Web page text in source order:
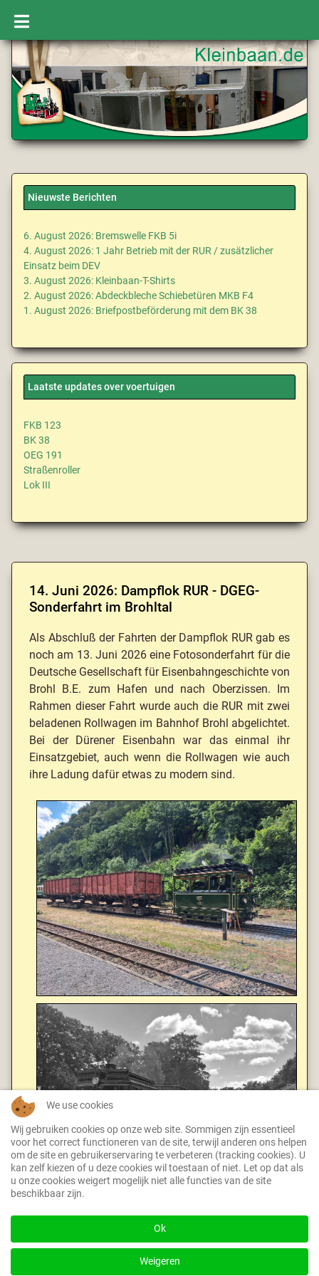
Nieuwste Berichten
6. August 2026: Bremswelle FKB 5i
4. August 2026: 1 Jahr Betrieb mit der RUR / zusätzlicher
Einsatz beim DEV
3. August 2026: Kleinbaan-T-Shirts
2. August 2026: Abdeckbleche Schiebetüren MKB F4
1. August 2026: Briefpostbeförderung mit dem BK 38
Laatste updates over voertuigen
FKB 123
BK 38
OEG 191
Straßenroller
Lok III
14. Juni 2026: Dampflok RUR - DGEG-
Sonderfahrt im Brohltal
Als Abschluß der Fahrten der Dampflok RUR gab es
noch am 13. Juni 2026 eine Fotosonderfahrt für die
Deutsche Gesellschaft für Eisenbahngeschichte von
Brohl B.E. zum Hafen und nach Oberzissen. Im
Rahmen dieser Fahrt wurde auch die RUR mit zwei
beladenen Rollwagen im Bahnhof Brohl abgelichtet.
Bei der Dürener Eisenbahn war das einmal ihr
Einsatzgebiet, auch wenn die Rollwagen wie auch
ihre Ladung dafür etwas zu modern sind.
We use cookies
Wij gebruiken cookies op onze web site. Sommigen zijn essentieel
voor het correct functioneren van de site, terwijl anderen ons helpen
om de site en gebruikerservaring te verbeteren (tracking cookies). U
kan zelf kiezen of u deze cookies wil toestaan of niet. Let op dat als
u onze cookies weigert mogelijk niet alle functies van de site
beschikbaar zijn.
Ok
Weigeren